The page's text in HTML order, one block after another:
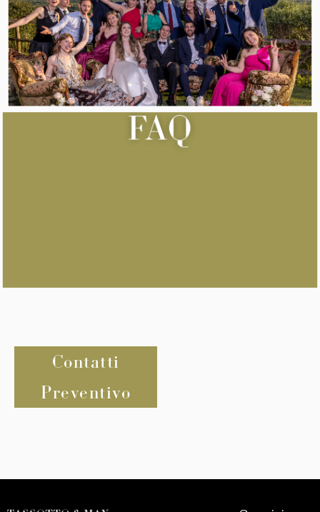
FAQ
Contatti
Preventivo